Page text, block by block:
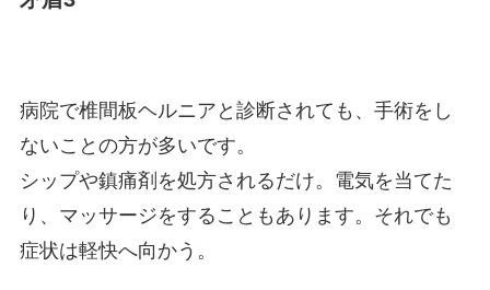
病院で椎間板ヘルニアと診断されても、手術をし
ないことの方が多いです。
シップや鎮痛剤を処方されるだけ。電気を当てた
り、マッサージをすることもあります。それでも
症状は軽快へ向かう。